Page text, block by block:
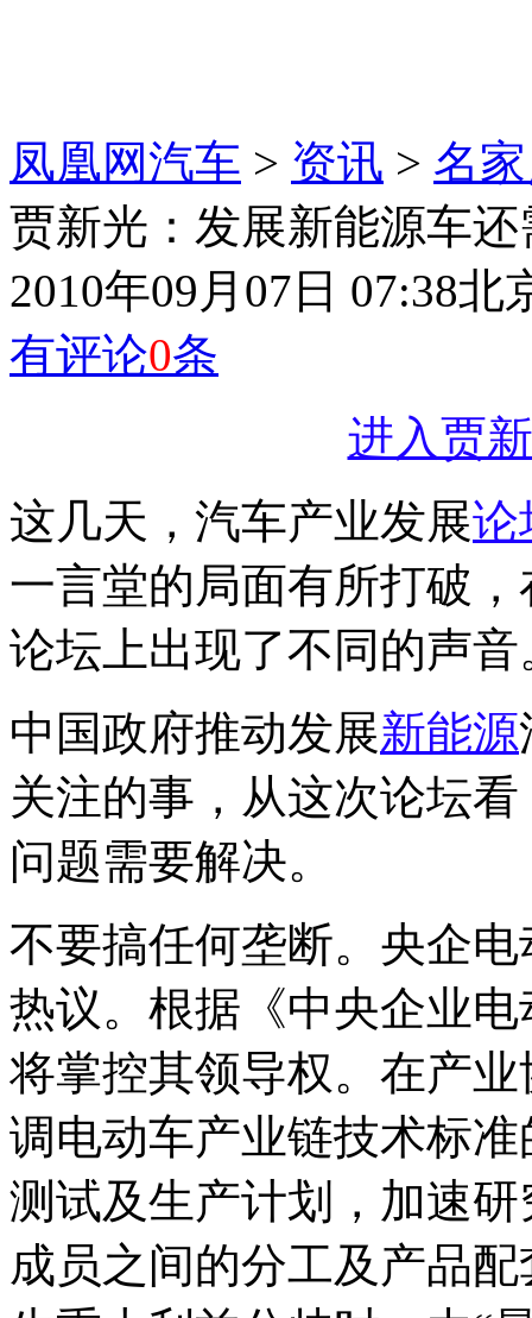
凤凰网汽车 > 资讯 > 名
贾新光：发展新能源车
2010年09月07日 07:38北
有评论0条
进入贾
这几天，汽车产业发展论
一言堂的局面有所打破
论坛上出现了不同的声音
中国政府推动发展新能源
关注的事，从这次论坛
问题需要解决。
不要搞任何垄断。央企
热议。根据《中央企业
将掌控其领导权。在产
调电动车产业链技术标
测试及生产计划，加速
成员之间的分工及产品